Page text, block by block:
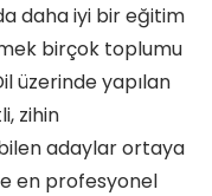
daha iyi bir eğitim
birçok toplumu
üzerinde yapılan
zihin
adaylar ortaya
en profesyonel